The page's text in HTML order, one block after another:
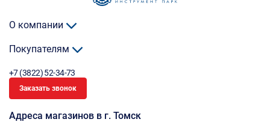
О компании
Покупателям
+7 (3822) 52-34-73
Заказать звонок
Адреса магазинов в г. Томск